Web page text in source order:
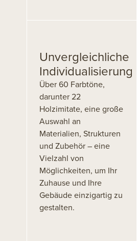
Unvergleichliche
Individualisierung
Über 60 Farbtöne,
darunter 22
Holzimitate, eine große
Auswahl an
Materialien, Strukturen
und Zubehör – eine
Vielzahl von
Möglichkeiten, um Ihr
Zuhause und Ihre
Gebäude einzigartig zu
gestalten.